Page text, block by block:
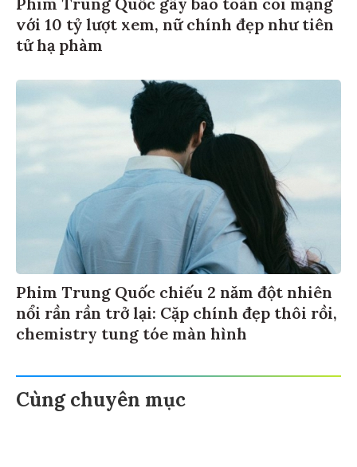
Phim Trung Quốc gây bão toàn cõi mạng
với 10 tỷ lượt xem, nữ chính đẹp như tiên
tử hạ phàm
Phim Trung Quốc chiếu 2 năm đột nhiên
nổi rần rần trở lại: Cặp chính đẹp thôi rồi,
chemistry tung tóe màn hình
Cùng chuyên mục